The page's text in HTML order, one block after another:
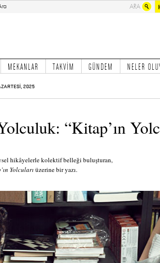
MEKANLAR TAKVİM GÜNDEM NELER
2025
“Kitap’ın
hikâyelerle kolektif belleği buluşturan,
Yolcuları üzerine bir yazı.